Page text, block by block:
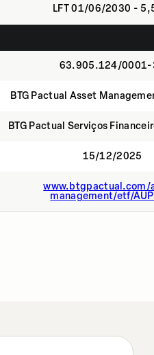
LFT 01/06/2030 -
63.905.124/0001-
BTG Pactual Asset
BTG Pactual Serviços
15/12/2025
www.btgpactual.com/
management/etf/